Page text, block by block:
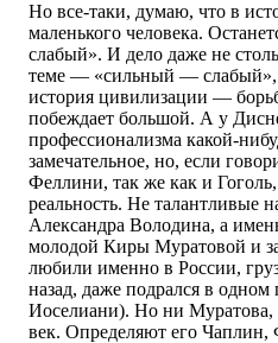
Но все-таки, думаю, что в
маленького человека.
слабый». И дело даже не
теме — «сильный — слабый»,
история цивилизации —
побеждает большой. А у
профессионализма какой-
замечательное, но, если
Феллини, так же как и
реальность. Не талантливые
Александра Володина, а
молодой Киры Муратовой и
любили именно в России,
назад, даже подрался в одном
Иоселиани). Но ни Муратова,
век. Определяют его Чаплин,